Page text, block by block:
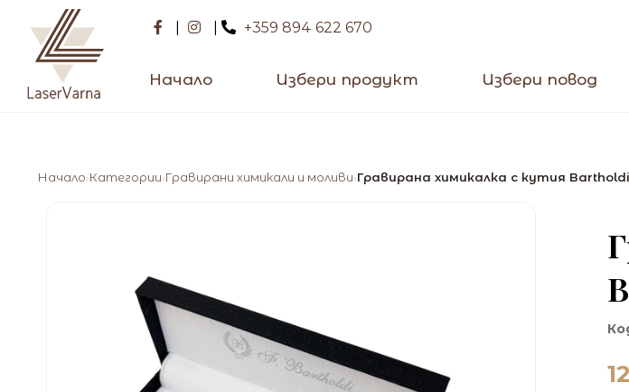
+359 894 622 670
Начало Избери продукт Избери повод
Начало›Категории›Гравирани химикали и моливи›Гравирана химикалка с кутия